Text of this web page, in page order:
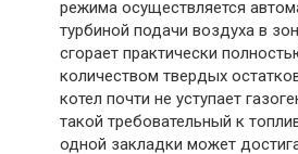
режима осуществляется
турбиной подачи воздуха в
сгорает практически
количеством твердых
котел почти не уступает
такой требовательный к
одной закладки может